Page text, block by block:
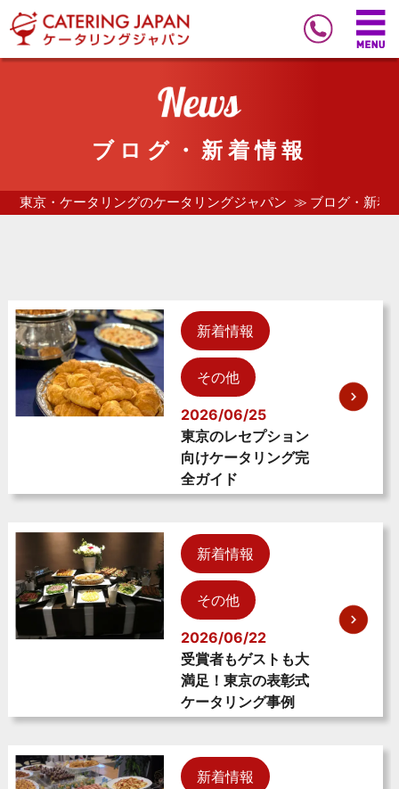
ブログ・新着情報
東京・ケータリングのケータリングジャパン ブログ・新着
新着情報
その他
2026/06/25
東京のレセプション
向けケータリング完
全ガイド
新着情報
その他
2026/06/22
受賞者もゲストも大
満足！東京の表彰式
ケータリング事例
新着情報